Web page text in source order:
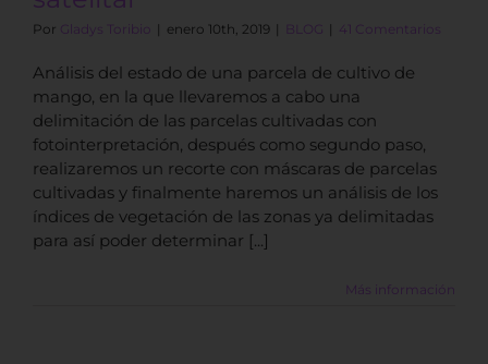
Por Gladys Toribio | enero 10th, 2019 | BLOG | 41 Comentarios
Análisis del estado de una parcela de cultivo de
mango, en la que llevaremos a cabo una
delimitación de las parcelas cultivadas con
fotointerpretación, después como segundo paso,
realizaremos un recorte con máscaras de parcelas
cultivadas y finalmente haremos un análisis de los
índices de vegetación de las zonas ya delimitadas
para así poder determinar [...]
Más información